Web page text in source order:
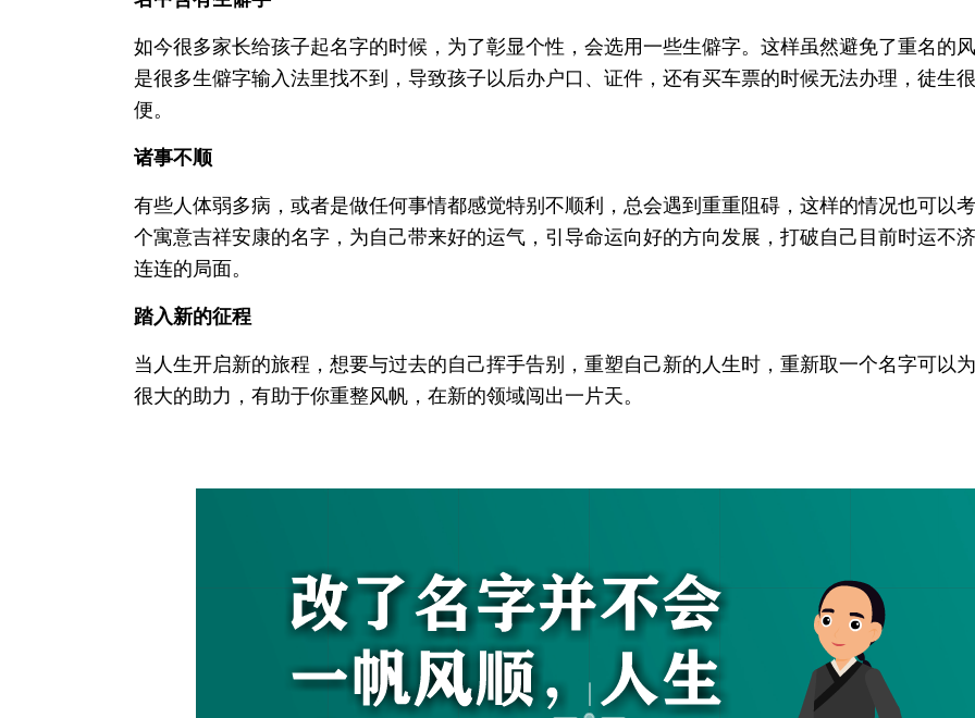
如今很多家长给孩子起名字的时候，为了彰显个性，会选用一些生僻字。这样虽然避免了重名的
是很多生僻字输入法里找不到，导致孩子以后办户口、证件，还有买车票的时候无法办理，徒生
便。
诸事不顺
有些人体弱多病，或者是做任何事情都感觉特别不顺利，总会遇到重重阻碍，这样的情况也可以
个寓意吉祥安康的名字，为自己带来好的运气，引导命运向好的方向发展，打破自己目前时运不
连连的局面。
踏入新的征程
当人生开启新的旅程，想要与过去的自己挥手告别，重塑自己新的人生时，重新取一个名字可以
很大的助力，有助于你重整风帆，在新的领域闯出一片天。